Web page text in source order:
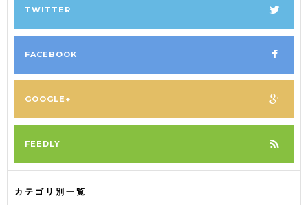
TWITTER
FACEBOOK
GOOGLE+
FEEDLY
カテゴリ別一覧